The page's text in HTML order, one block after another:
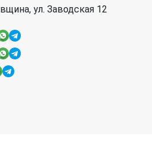
ул. Заводская 12